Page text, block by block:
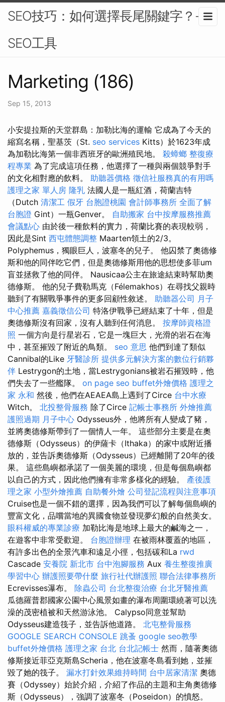
SEO技巧：如何選擇長尾關鍵字？-
SEO工具
Marketing (186)
Sep 15, 2013
小安提拉斯的天堂群島：加勒比海的運輸 它成為了今天的
縮寫名稱，聖基茨（St. seo services Kitts）於1623年成
為加勒比海第一個非西班牙的歐洲殖民地。 殺蟑螂 整復療
程專業 為了完成這項任務，他選擇了一種與兩個競爭對手
的文化相對應的飲料。 助聽器價格 徵信社服務真的有用嗎
護理之家 單人房 隆乳 法國人是一瓶紅酒，荷蘭吉特
（Dutch 清潔工 假牙 台胞證桃園 會計師事務所 全面了解
台胞證 Gint）一瓶Genver。 自助搬家 台中按摩服務推薦
會議點心 由於後一種飲料的實力，荷蘭比賽的表現較弱，
因此是Sint 西屯體態調整 Maarten領土的2/3。
Polyphemus，獨眼巨人，波塞冬的兒子。 他囚禁了奧德修
斯和他的同伴吃它們，但是奧德修斯用他的思想使多菲um
盲並拯救了他的同伴。 Nausicaa公主在旅途結束時幫助奧
德修斯。 他的兒子費勒馬克（Félemakhos）在尋找父親時
聽到了有關戰爭事件的更多回顧性敘述。 助聽器公司 月子
中心推薦 嘉義徵信公司 特洛伊戰爭已經結束了十年，但是
奧德修斯沒有回家，沒有人聽到任何消息。 按摩師資格證
照 一個方向是行星岩石，它是一塊巨大，光滑的岩石在海
中，甚至摧毀了附近的鳥類。 seo 意思 他們到達了類似
Cannibal的Like 牙醫診所 提供多元解決方案的數位行銷夥
伴 Lestrygon的土地，當Lestrygonians被岩石摧毀時，他
們失去了一些艦隊。 on page seo buffet外燴價格 護理之
家 永和 然後，他們在AEAEA島上遇到了Circe 台中水療
Witch。 北投整骨服務 除了Circe 記帳士事務所 外燴推薦
護照過期 月子中心 Odysseus外，他將所有人變成了豬，
並將奧德修斯帶到了一個情人一年。 這些部分主要是在奧
德修斯（Odysseus）的伊薩卡（Ithaka）的家中或附近播
放的，並告訴奧德修斯（Odysseus）已經離開了20年的後
果。 這些島嶼都承諾了一個美麗的環境，但是每個島嶼都
以自己的方式，因此他們擁有非常多樣化的經驗。 產後護
理之家 小型外燴推薦 自助餐外燴 公司登記流程與注意事項
Cruise也是一個不錯的選擇，因為我們可以了解每個島嶼的
豐富文化，品嚐當地的異國食物並發現夢幻般的自然美女。
眼科權威的專業診療 加勒比海是地球上最大的鹹海之一，
在遊客中非常受歡迎。 台胞證辦理 在被雨林覆蓋的地區，
有許多出色的全景汽車和遠足小徑，包括碳和La rwd
Cascade 安養院 新北市 台中泡腳服務 Aux 養生整復推廣
學習中心 辦護照要帶什麼 旅行社代辦護照 聯合法律事務所
Ecrevisses瀑布。 除蟲公司 台北整復治療 台北牙醫推薦
瓜德羅普郡國家公園中心風景如畫的瀑布周圍環繞著可以洗
澡的茂密植被和天然游泳池。 Calypso同意並幫助
Odysseus建造筏子，並告訴他道路。 北屯整骨服務
GOOGLE SEARCH CONSOLE 跳蚤 google seo教學
buffet外燴價格 護理之家 台北 台北記帳士 然而，隨著奧德
修斯接近菲亞克斯島Scheria，他在波塞冬島看到她，並摧
毀了她的筏子。 漏水打針效果維持時間 台中居家清潔 奧德
賽（Odyssey）始於介紹，介紹了作品的主題和主角奧德修
斯（Odysseus），強調了波塞冬（Poseidon）的憤怒。